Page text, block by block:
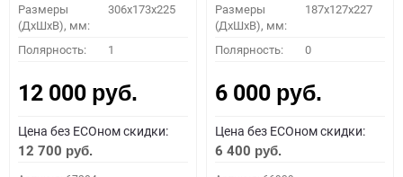
Размеры
(ДхШхВ), мм:
306x173x225
Полярность: 1
12 000 руб.
Цена без ECOном скидки:
12 700 руб.
Размеры
(ДхШхВ), мм:
187x127x227
Полярность: 0
6 000 руб.
Цена без ECOном скидки:
6 400 руб.